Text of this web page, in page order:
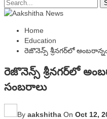
Home
Education
రెజొనెన్స్‌ శ్రీనగర్‌లో
రెజొనెన్స్‌ శ్రీనగర్‌లో
సంబరాలు
By aakshitha On Oct 12,